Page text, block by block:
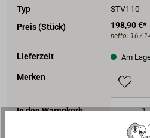
Typ
STV110
Preis (Stück)
198,90 €*
netto:
Lieferzeit Am
Merken
In den Warenkorb